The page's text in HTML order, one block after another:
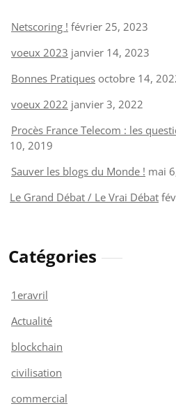
Netscoring ! février 25, 2023
voeux 2023 janvier 14, 2023
Bonnes Pratiques octobre 14,
voeux 2022 janvier 3, 2022
Procès France Telecom : les
10, 2019
Sauver les blogs du Monde ! mai
Le Grand Débat / Le Vrai Débat
Catégories
1eravril
Actualité
blockchain
civilisation
commercial